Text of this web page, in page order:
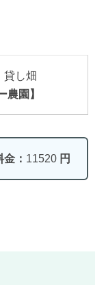
貸し畑
農園】
： 11520 円